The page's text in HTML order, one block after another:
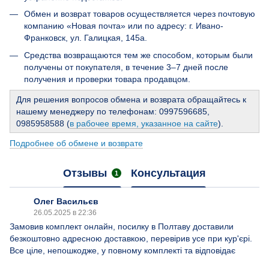
Обмен и возврат товаров осуществляется через почтовую
компанию «Новая почта» или по адресу: г. Ивано-
Франковск, ул. Галицкая, 145а.
Средства возвращаются тем же способом, которым были
получены от покупателя, в течение 3–7 дней после
получения и проверки товара продавцом.
Для решения вопросов обмена и возврата обращайтесь к
нашему менеджеру по телефонам: 0997596685,
0985958588 (в рабочее время, указанное на сайте).
Подробнее об обмене и возврате
Отзывы 1 Консультация
Олег Васильєв
26.05.2025 в 22:36
Замовив комплект онлайн, посилку в Полтаву доставили
безкоштовно адресною доставкою, перевірив усе при кур'єрі.
Все ціле, непошкодже, у повному комплекті та відповідає